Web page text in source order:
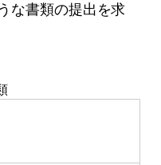
な書類の提出を求